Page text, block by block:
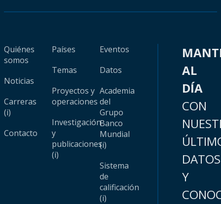
Quiénes
somos
Noticias
Carreras
(i)
Contacto
Países
Temas
Proyectos y
operaciones
Investigación
y
publicaciones
(i)
Eventos
Datos
Academia
del
Grupo
Banco
Mundial
(i)
Sistema
de
calificación
(i)
AL
DÍA
CON
DATOS
Y